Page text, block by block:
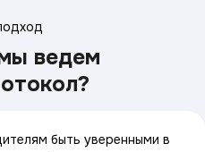
ведем
быть уверенными в